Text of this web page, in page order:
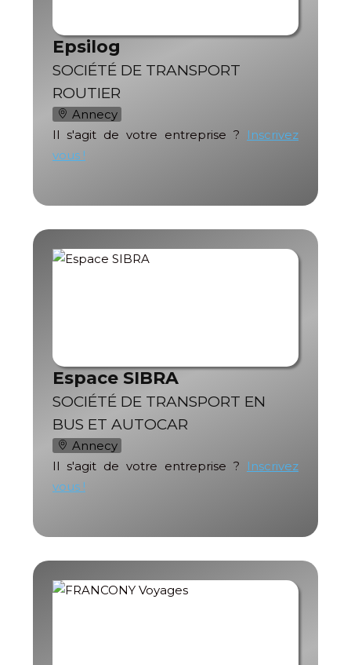
Epsilog
SOCIÉTÉ DE TRANSPORT
ROUTIER
Annecy
Il s'agit de votre entreprise ?
Inscrivez
vous !
Espace SIBRA
SOCIÉTÉ DE TRANSPORT EN
BUS ET AUTOCAR
Annecy
Il s'agit de votre entreprise ?
Inscrivez
vous !